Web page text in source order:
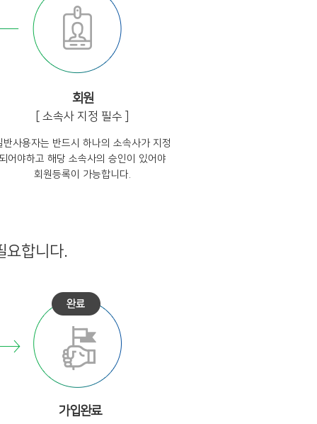
회원
[ 소속사 지정 필수 ]
반사용자는 반드시 하나의 소속사가 지정
어야하고 해당 소속사의 승인이 있어야
회원등록이 가능합니다.
요합니다.
가입완료